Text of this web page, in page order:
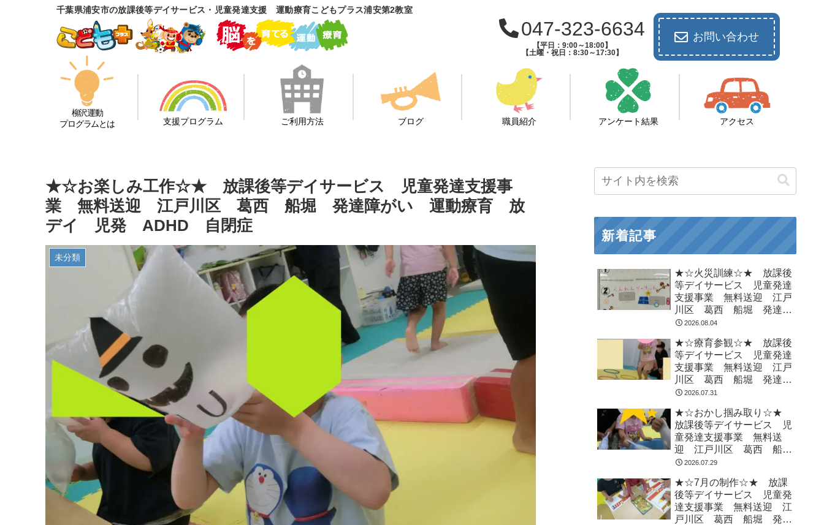
千葉県浦安市の放課後等デイサービス・児童発達支援 運動療育こどもプラス浦安第2教室
047-323-6634
【平日：9:00～18:00】
【土曜・祝日：8:30～17:30】
お問い合わせ
柳沢運動
プログラムとは
支援プログラム ご利用方法 ブログ 職員紹介 アンケート結果 アクセス
★☆お楽しみ工作☆★ 放課後等デイサービス 児童発達支援事
業 無料送迎 江戸川区 葛西 船堀 発達障がい 運動療育 放
デイ 児発 ADHD 自閉症
未分類
新着記事
★☆火災訓練☆★ 放課後
等デイサービス 児童発達
支援事業 無料送迎 江戸
川区 葛西 船堀 発達障
がい 運動療育 放デイ
2026.08.04
★☆療育参観☆★ 放課後
等デイサービス 児童発達
支援事業 無料送迎 江戸
川区 葛西 船堀 発達障
がい 運動療育 放デイ
2026.07.31
★☆おかし掴み取り☆★
放課後等デイサービス 児
童発達支援事業 無料送
迎 江戸川区 葛西 船
堀 発達障がい 運動療
ADHD 自閉症
2026.07.29
★☆7月の制作☆★ 放課
後等デイサービス 児童発
達支援事業 無料送迎 江
戸川区 葛西 船堀 発達